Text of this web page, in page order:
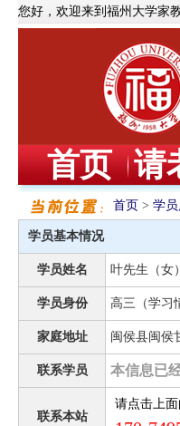
您好，欢迎来到福州大学家
首页 请
首页 > 学
学员基本情况
学员姓名 叶先生（女）
学员身份 高三（学习
家庭地址 闽侯县闽侯
联系学员 本信息已
联系本站
请点击上